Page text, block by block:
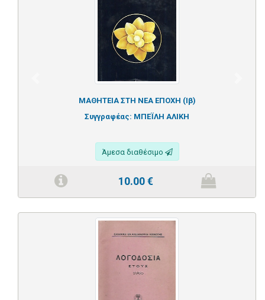
ΜΑΘΗΤΕΙΑ ΣΤΗ ΝΕΑ ΕΠΟΧΗ (Ιβ)
Συγγραφέας: ΜΠΕΪΛΗ ΑΛΙΚΗ
Άμεσα διαθέσιμο
10.00€